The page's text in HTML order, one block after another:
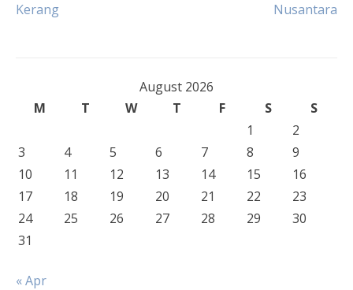
navigation
Kerang
Nusantara
August 2026
M
T W T F S
S
1
2
3
4 5 6 7 8
9
10
11 12 13 14 15
16
17
18 19 20 21 22
23
24
25 26 27 28 29
30
31
« Apr